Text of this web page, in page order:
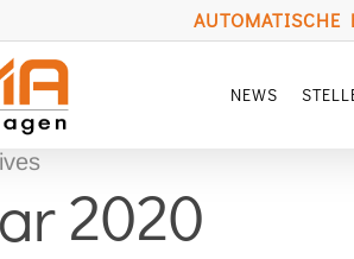
AUTOMATISCHE
NEWS
2020